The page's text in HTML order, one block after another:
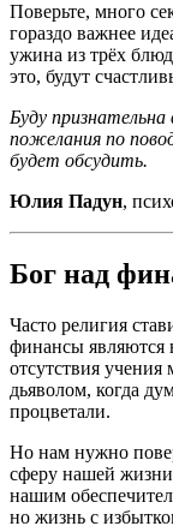
Поверьте, много
гораздо важнее
ужина из трёх
это, будут
Буду
пожелания по
будет обсудить.
Юлия Падун,
Бог над
Часто религия
финансы являются
отсутствия
дьяволом, когда
процветали.
Но нам нужно
сферу нашей
нашим
но жизнь с